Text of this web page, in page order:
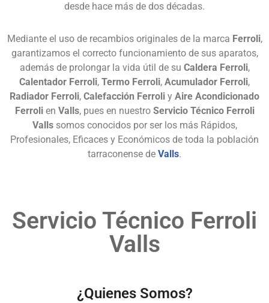
desde hace más de dos décadas.
Mediante el uso de recambios originales de la marca Ferroli,
garantizamos el correcto funcionamiento de sus aparatos,
además de prolongar la vida útil de su Caldera Ferroli,
Calentador Ferroli, Termo Ferroli, Acumulador Ferroli,
Radiador Ferroli, Calefacción Ferroli y Aire Acondicionado
Ferrolien Valls, pues en nuestro Servicio Técnico Ferroli
Vallssomos conocidos por ser los más Rápidos,
Profesionales, Eficaces y Económicos de toda la población
tarraconense de Valls.
Servicio Técnico Ferroli
Valls
¿Quienes Somos?